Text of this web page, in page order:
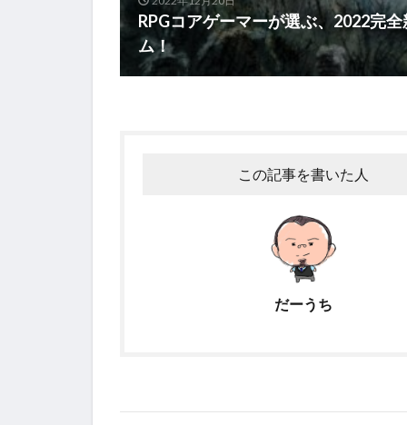
RPGコアゲーマーが選ぶ、2022完
ム！
この記事を書いた人
だーうち